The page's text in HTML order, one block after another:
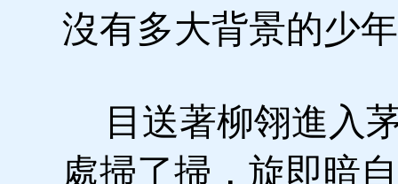
沒有多大背景的少
目送著柳翎進入
處掃了掃，旋即暗